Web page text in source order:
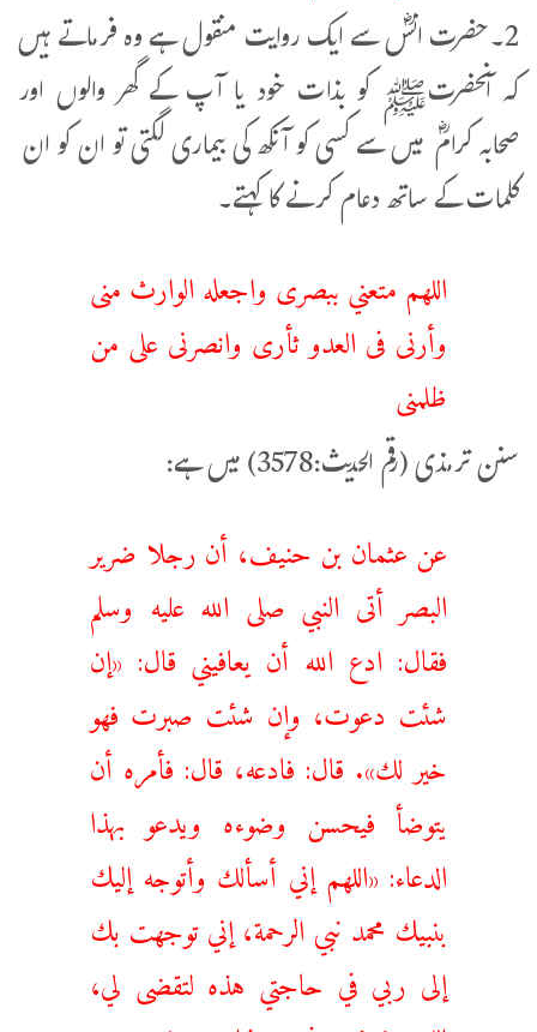
2۔حضرت انسؓ سے ایک روایت منقول ہے وہ فرماتے ہیں
کہ آنحضرتﷺ کو بذات خود یا آپ کے گھر والوں اور
صحابہ کرامؓ میں سے کسی کو آنکھ کی بیماری لگتی تو ان کو ان
کلمات کے ساتھ دعام کرنے کا کہتے۔
اللهم متعني ببصرى واجعله الوارث منى
وأرنى فى العدو ثأرى وانصرنى على من
ظلمنى
سنن ترمذی (رقم الحدیث:3578) میں ہے:
عن عثمان بن حنيف، أن رجلا ‌ضرير
‌البصر أتى النبي صلى الله عليه وسلم
فقال: ادع الله أن يعافيني قال: «إن
شئت دعوت، وإن شئت صبرت فهو
خير لك». قال: فادعه، قال: فأمره أن
يتوضأ فيحسن وضوءه ويدعو بهذا
الدعاء: «اللهم إني أسألك وأتوجه إليك
بنبيك محمد نبي الرحمة، إني توجهت بك
إلى ربي في حاجتي هذه لتقضى لي،